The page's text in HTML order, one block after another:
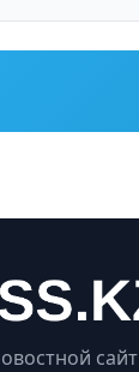
сайт